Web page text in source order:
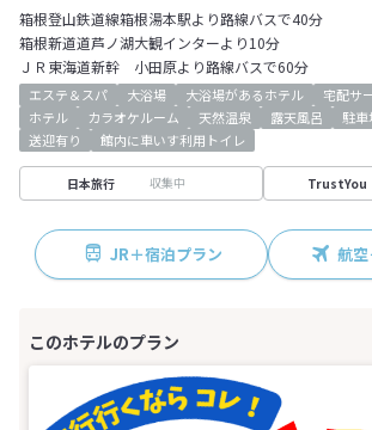
箱根登山鉄道線箱根湯本駅より路線バスで40分
箱根新道道芦ノ湖大観インターより10分
ＪＲ東海道新幹 小田原より路線バスで60分
エステ＆スパ 大浴場 大浴場があるホテル 宅配サ
ホテル
カラオケルーム 天然温泉 露天風呂 駐車
送迎有り
館内に車いす利用トイレ
日本旅行 収集中 TrustYou
JR＋宿泊プラン 航